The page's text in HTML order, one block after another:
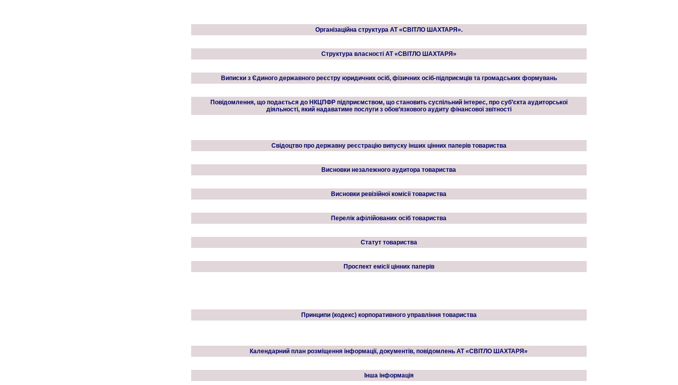
Організаційна структура АТ «СВІТЛО ШАХТАРЯ».
Структура власності АТ «СВІТЛО ШАХТАРЯ»
Виписки з Єдиного державного реєстру юридичних осіб, фізичних осіб-підприємців та громадських формувань
Повідомлення, що подається до НКЦПФР підприємством, що становить суспільний інтерес, про суб’єкта аудиторської
діяльності, який надаватиме послуги з обов’язкового аудиту фінансової звітності
Свідоцтво про державну реєстрацію випуску інших цінних паперів товариства
Висновки незалежного аудитора товариства
Висновки ревізійної комісії товариства
Перелік афілійованих осіб товариства
Статут товариства
Проспект емісії цінних паперів
Принципи (кодекс) корпоративного управління товариства
Календарний план розміщення інформації, документів, повідомлень АТ «СВІТЛО ШАХТАРЯ»
Інша інформація